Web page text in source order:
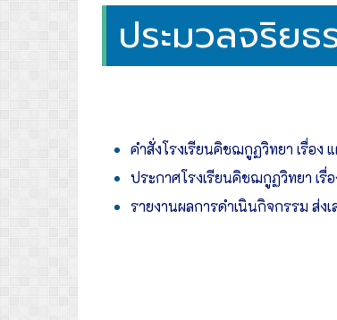
ประมวลจริยธ
คำสั่งโรงเรียนคิชฌกูฏวิทยา เรื่อง
ประกาศโรงเรียนคิชฌกูฏวิทยา เรื่
รายงานผลการดำเนินกิจกรรม ส่ง